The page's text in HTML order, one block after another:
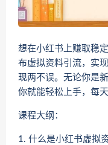
想在小红书上赚取稳
布虚拟资料引流，实
现两不误。无论你是
你就能轻松上手，每
课程大纲：
1. 什么是小红书虚拟